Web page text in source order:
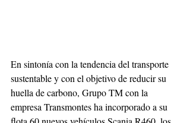
En sintonía con la tendencia del transporte
sustentable y con el objetivo de reducir su
huella de carbono, Grupo TM con la
empresa Transmontes ha incorporado a su